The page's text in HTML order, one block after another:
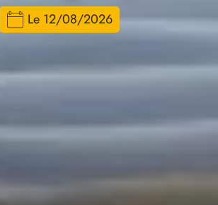
Le 12/08/2026